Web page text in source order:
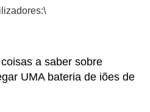
a saber sobre
UMA bateria de iões de